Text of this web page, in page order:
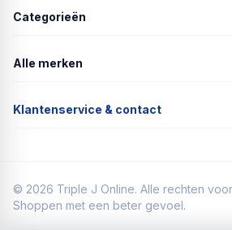
Categorieën
Alle merken
Klantenservice & contact
© 2026 Triple J Online. Alle rechten
Shoppen met een beter gevoel.